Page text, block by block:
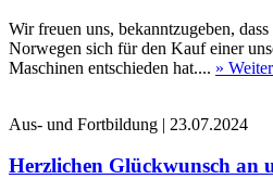
Wir freuen uns, bekanntzugeben,
Norwegen sich für den Kauf einer
Maschinen entschieden hat.... »
Aus- und Fortbildung | 23.07.2024
Herzlichen Glückwunsch an